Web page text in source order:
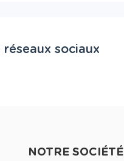
sociaux
NOTRE SOCIÉTÉ